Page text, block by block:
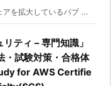
を拡大しているパブ ...
リティ – 専門知識」
・試験対策・合格体
for AWS Certifie